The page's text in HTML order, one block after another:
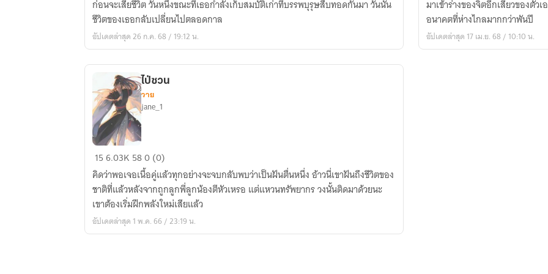
ส่ง
กลับ
ไป
ก่อนจะเสียชีวิต วันหนึ่งขณะที่เธอกำลังเก็บสมบัติเก่าที่บรรพบุรุษสืบทอดกันมา วันนั้น
ชีวิตของเธอกลับเปลี่ยนไปตลอดกาล
อัปเดตล่าสุด 26 ก.ค. 68 / 19:12 น.
มาเข้าร่างของจิตอีกเสี้ยวของตัว
อนาคตที่ห่างไกลมากกว่าพันปี
อัปเดตล่าสุด 17 เม.ย. 68 / 10:10 น.
ไป่
ซวน
ไป่ซวน
วาย
jane_1
156.03K 580 (0)
คิดว่าพอเจอเนื้อคู่แล้วทุกอย่างจะจบกลับพบว่าเป็นฝันตื่นหนึ่ง อ้าวนี่เขาฝันถึงชีวิตของ
ชาติที่แล้วหลังจากถูกลูกพี่ลูกน้องตีหัวเหรอ แต่แหวนทรัพยากร วงนั้นติดมาด้วยนะ
เขาต้องเริ่มฝึกพลังใหม่เสียแล้ว
อัปเดตล่าสุด 1 พ.ค. 66 / 23:19 น.